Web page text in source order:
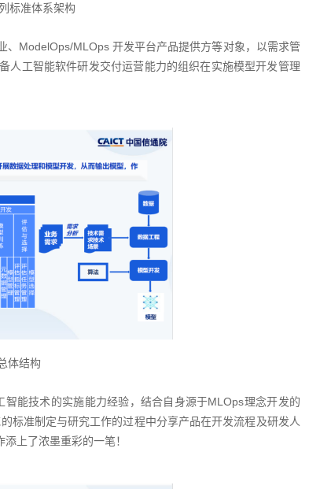
标准体系架构
ModelOps/MLOps 开发平台产品提供方等对象，以需求管
人工智能软件研发交付运营能力的组织在实施模型开发管理
体结构
技术的实施能力经验，结合自身源于MLOps理念开发的
标准制定与研究工作的过程中分享产品在开发流程及研发人
上了浓墨重彩的一笔！